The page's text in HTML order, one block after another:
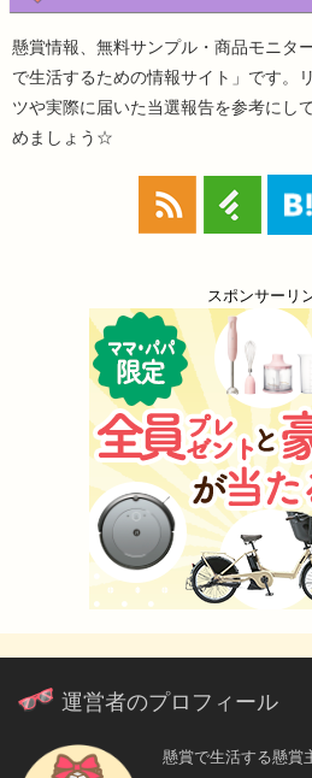
懸賞情報、無料サンプル・商品モニタ
で生活するための情報サイト」です。
ツや実際に届いた当選報告を参考にし
めましょう☆
スポンサーリ
運営者のプロフィール
懸賞で生活する懸賞